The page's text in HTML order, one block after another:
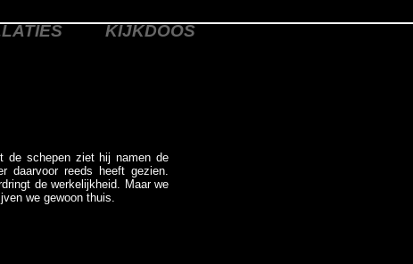
KIJKDOOS
de schepen ziet hij namen de
reeds heeft gezien.
de werkelijkheid. Maar we
we gewoon thuis.